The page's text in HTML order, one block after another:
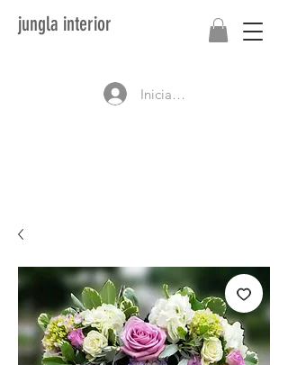
jungla interior
Iniciar sesión